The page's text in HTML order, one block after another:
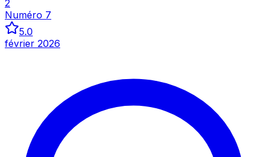
2
Numéro 7
5.0
février 2026